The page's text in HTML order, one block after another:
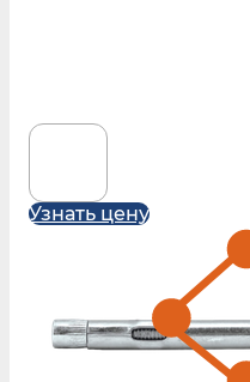
Узнать цену